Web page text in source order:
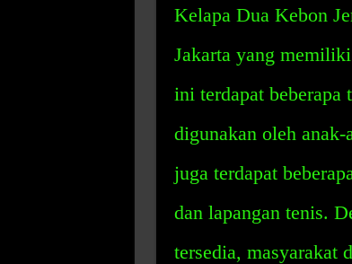
Kelapa Dua Kebon
Jakarta yang
ini terdapat beberapa
digunakan oleh
juga terdapat
dan lapangan tenis.
tersedia, masyarakat